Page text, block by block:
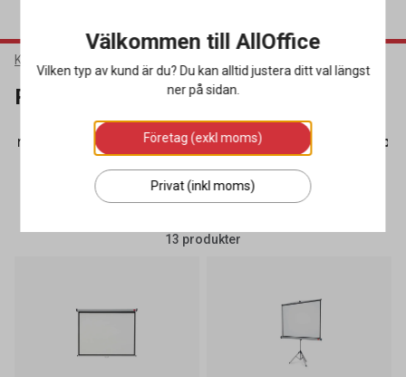
Kontorsmaterial
Projektordukar
(3) Projektordukar(13) Whiteboardtavlor
SORTERA FILTRERA
13 produkter
Välkommen till AllOffice
Vilken typ av kund är du? Du kan alltid justera ditt val längst
ner på sidan.
Företag (exkl moms)
Privat (inkl moms)